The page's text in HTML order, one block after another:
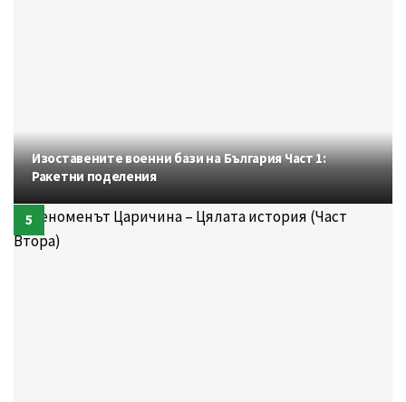
Изоставените военни бази на България Част 1:
Ракетни поделения